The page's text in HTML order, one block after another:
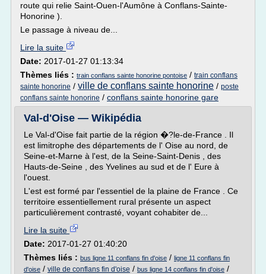
route qui relie Saint-Ouen-l'Aumône à Conflans-Sainte-
Honorine ).
Le passage à niveau de...
Lire la suite
Date: 2017-01-27 01:13:34
Thèmes liés : train conflans sainte honorine pontoise / train conflans
sainte honorine / ville de conflans sainte honorine / poste
conflans sainte honorine / conflans sainte honorine gare
Val-d'Oise — Wikipédia
Le Val-d'Oise fait partie de la région �?le-de-France . Il
est limitrophe des départements de l' Oise au nord, de
Seine-et-Marne à l'est, de la Seine-Saint-Denis , des
Hauts-de-Seine , des Yvelines au sud et de l' Eure à
l'ouest.
L'est est formé par l'essentiel de la plaine de France . Ce
territoire essentiellement rural présente un aspect
particulièrement contrasté, voyant cohabiter de...
Lire la suite
Date: 2017-01-27 01:40:20
Thèmes liés : bus ligne 11 conflans fin d'oise / ligne 11 conflans fin
d'oise / ville de conflans fin d'oise / bus ligne 14 conflans fin d'oise /